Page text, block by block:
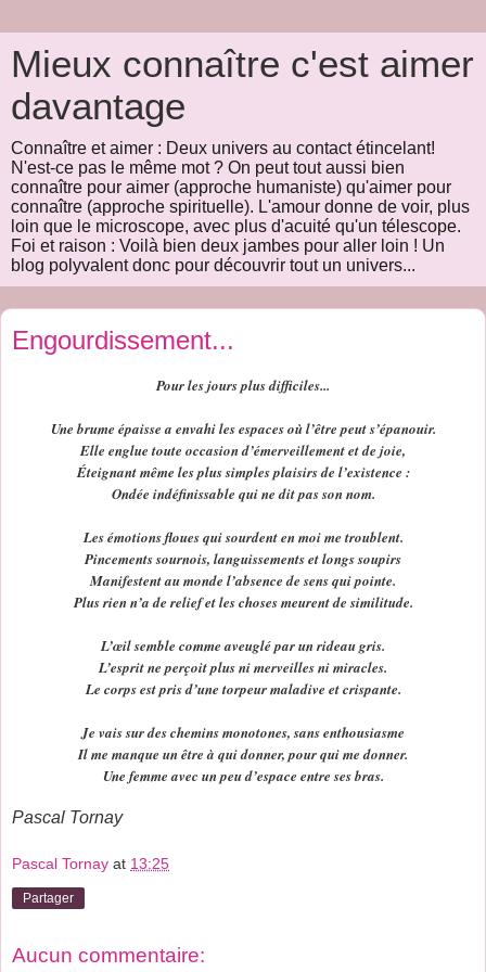
Mieux connaître c'est aimer
davantage
Connaître et aimer : Deux univers au contact étincelant!
N'est-ce pas le même mot ? On peut tout aussi bien
connaître pour aimer (approche humaniste) qu'aimer pour
connaître (approche spirituelle). L'amour donne de voir, plus
loin que le microscope, avec plus d'acuité qu'un télescope.
Foi et raison : Voilà bien deux jambes pour aller loin ! Un
blog polyvalent donc pour découvrir tout un univers...
Engourdissement...
Pour les jours plus difficiles...
Une brume épaisse a envahi les espaces où l’être peut s’épanouir.
Elle englue toute occasion d’émerveillement et de joie,
Éteignant même les plus simples plaisirs de l’existence :
Ondée indéfinissable qui ne dit pas son nom.
Les émotions floues qui sourdent en moi me troublent.
Pincements sournois, languissements et longs soupirs
Manifestent au monde l’absence de sens qui pointe.
Plus rien n’a de relief et les choses meurent de similitude.
L’œil semble comme aveuglé par un rideau gris.
L’esprit ne perçoit plus ni merveilles ni miracles.
Le corps est pris d’une torpeur maladive et crispante.
Je vais sur des chemins monotones, sans enthousiasme
Il me manque un être à qui donner, pour qui me donner.
Une femme avec un peu d’espace entre ses bras.
Pascal Tornay
Pascal Tornay at 13:25
Partager
Aucun commentaire: